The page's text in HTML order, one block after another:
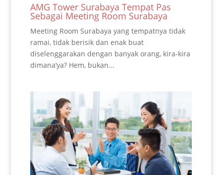
AMG Tower Surabaya Tempat Pas
Sebagai Meeting Room Surabaya
Meeting Room Surabaya yang tempatnya tidak
ramai, tidak berisik dan enak buat
diselenggarakan dengan banyak orang, kira-kira
dimana’ya? Hem, bukan...